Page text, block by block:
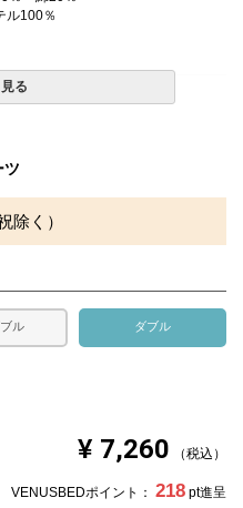
ル100％
す。また発送予定も変更になる場
再現するよう心がけております
がでる場合がございますのでご了
る
ツ
除く）
ル ダブル
¥ 7,260 税込
VENUSBEDポイント： 218 pt進呈